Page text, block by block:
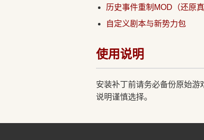
历史事件重制MOD（还原
自定义剧本与新势力包
使用说明
安装补丁前请务必备份原始
说明谨慎选择。